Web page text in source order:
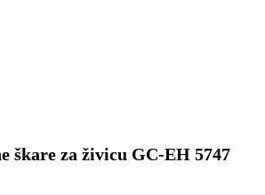
škare za živicu GC-EH 5747